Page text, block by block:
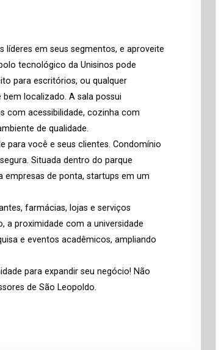
líderes em seus segmentos, e aproveite
tecnológico da Unisinos pode
para escritórios, ou qualquer
localizado. A sala possui
com acessibilidade, cozinha com
de qualidade.
para você e seus clientes. Condomínio
Situada dentro do parque
de ponta, startups em um
farmácias, lojas e serviços
a proximidade com a universidade
e eventos acadêmicos, ampliando
para expandir seu negócio! Não
de São Leopoldo.